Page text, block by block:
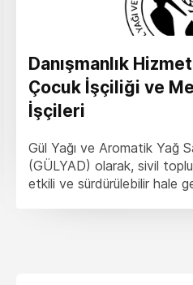
Danışmanlık
Çocuk İşçiliği ve
İşçileri
Gül Yağı ve Aromatik Yağ
(GÜLYAD) olarak, sivil
etkili ve sürdürülebilir hale